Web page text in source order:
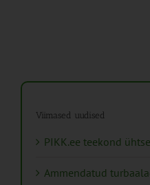
Viimased uudised
PIKK.ee teekond
Ammendatud